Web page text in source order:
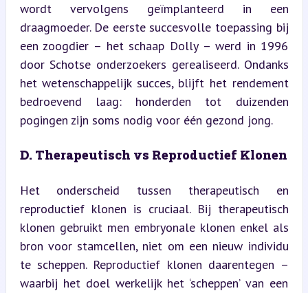
wordt vervolgens geïmplanteerd in een
draagmoeder. De eerste succesvolle toepassing bij
een zoogdier – het schaap Dolly – werd in 1996
door Schotse onderzoekers gerealiseerd. Ondanks
het wetenschappelijk succes, blijft het rendement
bedroevend laag: honderden tot duizenden
pogingen zijn soms nodig voor één gezond jong.
D. Therapeutisch vs Reproductief Klonen
Het onderscheid tussen therapeutisch en
reproductief klonen is cruciaal. Bij therapeutisch
klonen gebruikt men embryonale klonen enkel als
bron voor stamcellen, niet om een nieuw individu
te scheppen. Reproductief klonen daarentegen –
waarbij het doel werkelijk het ‘scheppen’ van een